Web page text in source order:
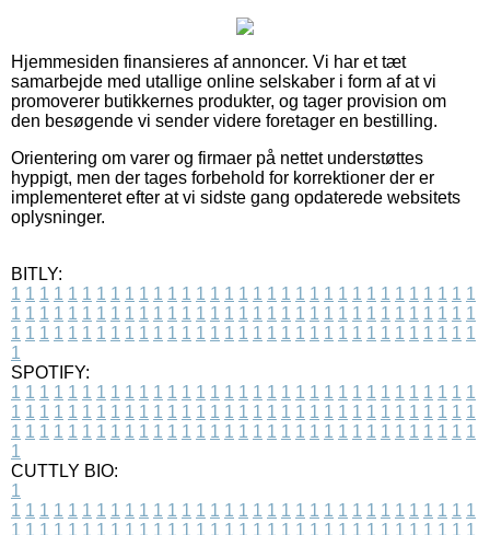
Hjemmesiden finansieres af annoncer. Vi har et tæt
samarbejde med utallige online selskaber i form af at vi
promoverer butikkernes produkter, og tager provision om
den besøgende vi sender videre foretager en bestilling.
Orientering om varer og firmaer på nettet understøttes
hyppigt, men der tages forbehold for korrektioner der er
implementeret efter at vi sidste gang opdaterede websitets
oplysninger.
BITLY:
1 1 1 1 1 1 1 1 1 1 1 1 1 1 1 1 1 1 1 1 1 1 1 1 1 1 1 1 1 1 1 1 1
1 1 1 1 1 1 1 1 1 1 1 1 1 1 1 1 1 1 1 1 1 1 1 1 1 1 1 1 1 1 1 1 1
1 1 1 1 1 1 1 1 1 1 1 1 1 1 1 1 1 1 1 1 1 1 1 1 1 1 1 1 1 1 1 1 1
1
SPOTIFY:
1 1 1 1 1 1 1 1 1 1 1 1 1 1 1 1 1 1 1 1 1 1 1 1 1 1 1 1 1 1 1 1 1
1 1 1 1 1 1 1 1 1 1 1 1 1 1 1 1 1 1 1 1 1 1 1 1 1 1 1 1 1 1 1 1 1
1 1 1 1 1 1 1 1 1 1 1 1 1 1 1 1 1 1 1 1 1 1 1 1 1 1 1 1 1 1 1 1 1
1
CUTTLY BIO:
1
1 1 1 1 1 1 1 1 1 1 1 1 1 1 1 1 1 1 1 1 1 1 1 1 1 1 1 1 1 1 1 1 1
1 1 1 1 1 1 1 1 1 1 1 1 1 1 1 1 1 1 1 1 1 1 1 1 1 1 1 1 1 1 1 1 1